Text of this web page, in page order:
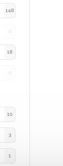
148
0
18
0
10
3
1